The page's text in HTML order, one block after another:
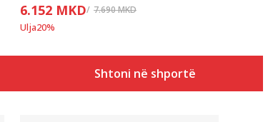
6.152 MKD 7.690MKD
Ulja20%
Shtoni në shportë